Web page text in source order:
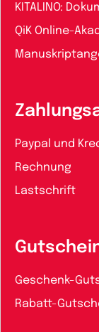
KITALINO:
QiK Online-
Paypal und
Rechnung
Lastschrift
Geschenk-
Rabatt-